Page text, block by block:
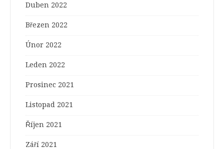
Duben 2022
Březen 2022
Únor 2022
Leden 2022
Prosinec 2021
Listopad 2021
Říjen 2021
Září 2021